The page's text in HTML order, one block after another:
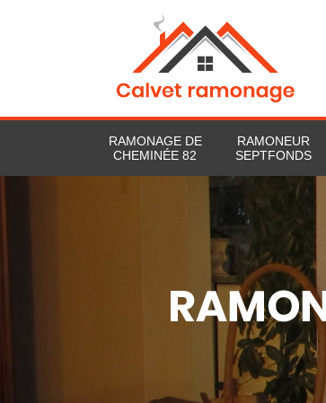
RAMONAGE DE
CHEMINÉE 82
RAMONEUR
SEPTFONDS